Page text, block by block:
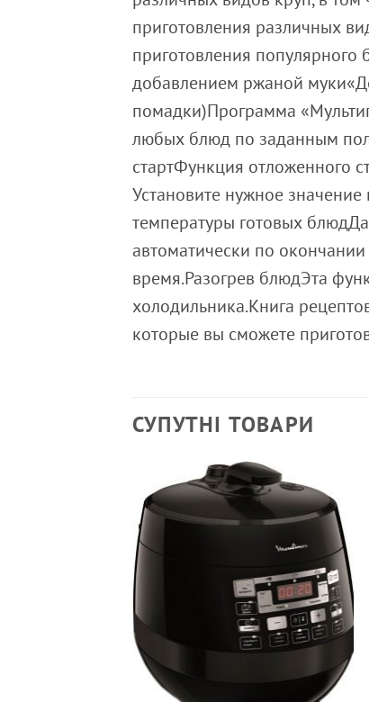
приготовления различных
приготовления
добавлением ржаной
помадки)Программа
любых блюд по заданным
стартФункция отложенного
Установите нужное
температуры готовых
автоматически по
время.Разогрев блюдЭта
холодильника.Книга
которые вы сможете
СУПУТНІ ТОВАРИ